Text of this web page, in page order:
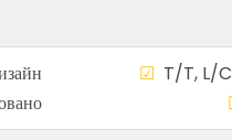
дизайн ☑ T/T, L/C